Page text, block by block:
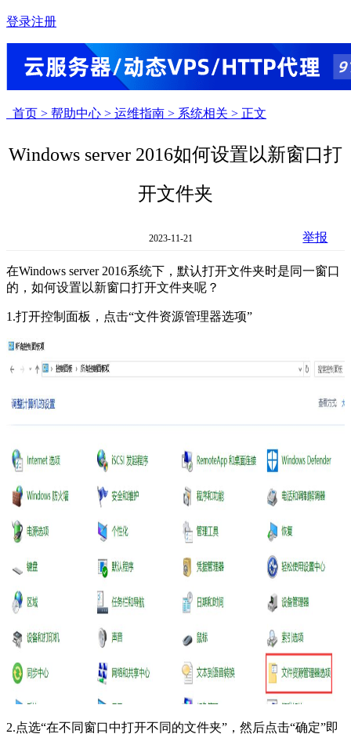
登录注册
首页 > 帮助中心 > 运维指南 > 系统相关 > 正文
Windows server 2016如何设置以新窗口打
开文件夹
2023-11-21 举报
在Windows server 2016系统下，默认打开文件夹时是同一窗口
的，如何设置以新窗口打开文件夹呢？
1.打开控制面板，点击“文件资源管理器选项”
2.点选“在不同窗口中打开不同的文件夹”，然后点击“确定”即